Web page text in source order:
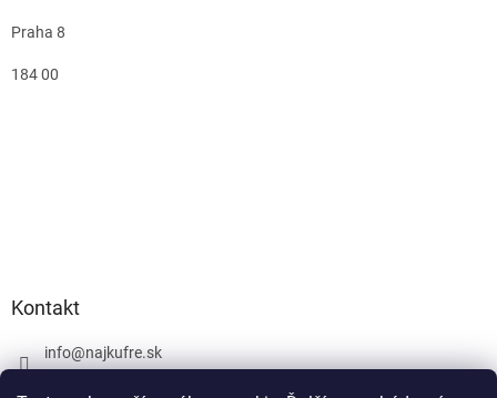
Praha 8
184 00
Kontakt
info@najkufre.sk